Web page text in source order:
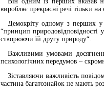
виробляє прекрасні речі тільки на
Демокрiту одному з перших у
“принцип природовiдпо­вiдностi
створюючи їй другу природу“.
Важливими умовами
психологічних передумов –
Зіставляючи важливість
частина багатознайок не мають